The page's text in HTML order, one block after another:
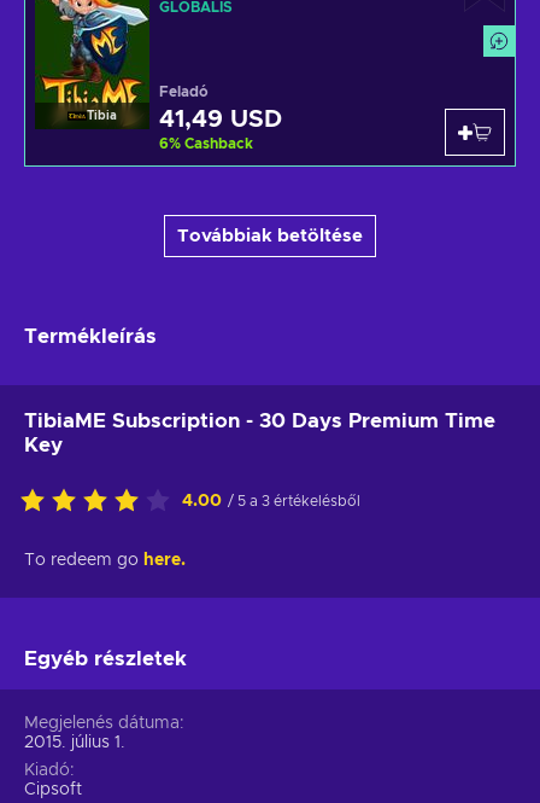
Tibia
GLOBÁLIS
Feladó
41,49 USD
6% Cashback
Továbbiak betöltése
Termékleírás
TibiaME Subscription - 30 Days Premium Time
Key
4.00 / 5 a 3 értékelésből
To redeem go here.
Egyéb részletek
Megjelenés dátuma
2015. július 1.
Kiadó
Cipsoft